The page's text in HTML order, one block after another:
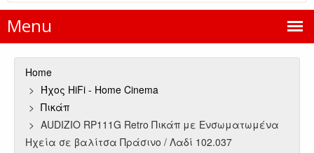
Menu
Home
Ήχος HiFi - Home Cinema
Πικάπ
AUDIZIO RP111G Retro Πικάπ με Ενσωματωμένα
Ηχεία σε βαλίτσα Πράσινο / Λαδί 102.037